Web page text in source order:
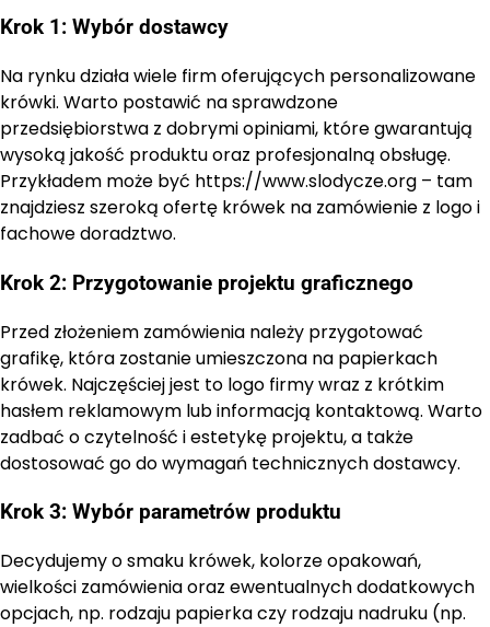
Krok 1: Wybór dostawcy
Na rynku działa wiele firm oferujących personalizowane
krówki. Warto postawić na sprawdzone
przedsiębiorstwa z dobrymi opiniami, które gwarantują
wysoką jakość produktu oraz profesjonalną obsługę.
Przykładem może być https://www.slodycze.org – tam
znajdziesz szeroką ofertę krówek na zamówienie z logo i
fachowe doradztwo.
Krok 2: Przygotowanie projektu graficznego
Przed złożeniem zamówienia należy przygotować
grafikę, która zostanie umieszczona na papierkach
krówek. Najczęściej jest to logo firmy wraz z krótkim
hasłem reklamowym lub informacją kontaktową. Warto
zadbać o czytelność i estetykę projektu, a także
dostosować go do wymagań technicznych dostawcy.
Krok 3: Wybór parametrów produktu
Decydujemy o smaku krówek, kolorze opakowań,
wielkości zamówienia oraz ewentualnych dodatkowych
opcjach, np. rodzaju papierka czy rodzaju nadruku (np.